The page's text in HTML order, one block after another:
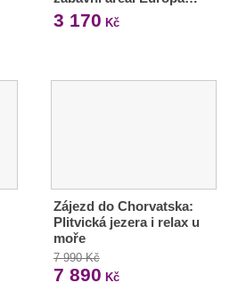
3 170 Kč
Zájezd do Chorvatska:
Plitvická jezera i relax u
moře
7 990 Kč
7 890 Kč